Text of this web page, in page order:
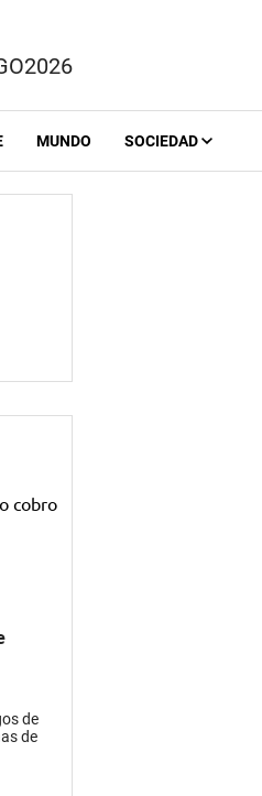
MUNDO SOCIEDAD
de
de